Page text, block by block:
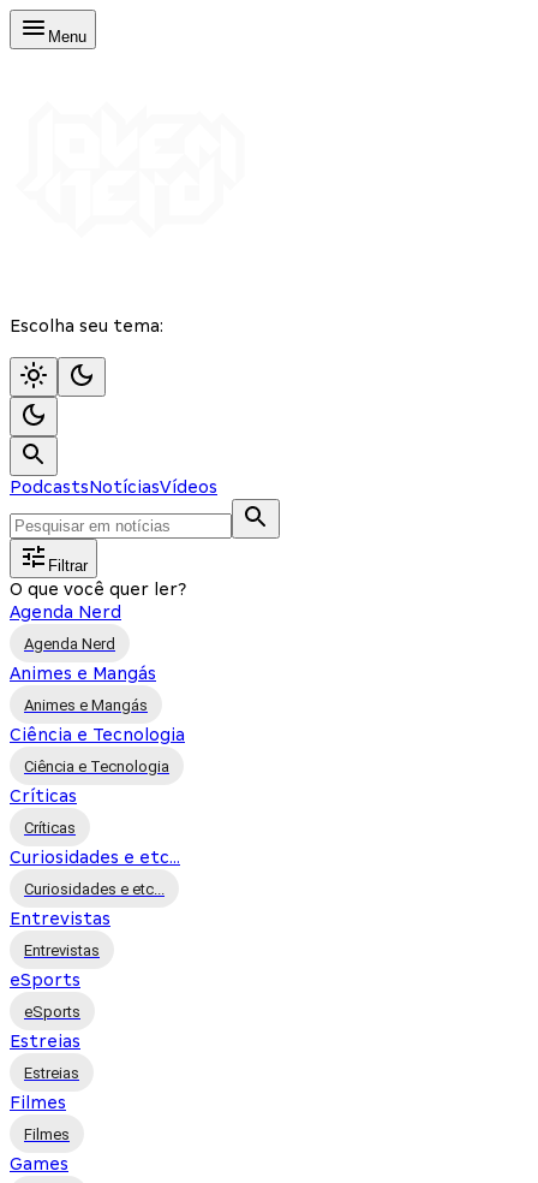
Menu
Escolha seu tema:
PodcastsNotíciasVídeos
Filtrar
O que você quer ler?
Agenda Nerd
Agenda Nerd
Animes e Mangás
Animes e Mangás
Ciência e Tecnologia
Ciência e Tecnologia
Críticas
Críticas
Curiosidades e etc...
Curiosidades e etc...
Entrevistas
Entrevistas
eSports
eSports
Estreias
Estreias
Filmes
Filmes
Games